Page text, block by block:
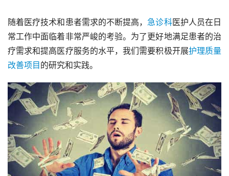
随着医疗技术和患者需求的不断提高， 急诊科医护人员在日
常工作中面临着非常严峻的考验。为了更好地满足患者的治
疗需求和提高医疗服务的水平，我们需要积极开展护理质量
改善项目的研究和实践。